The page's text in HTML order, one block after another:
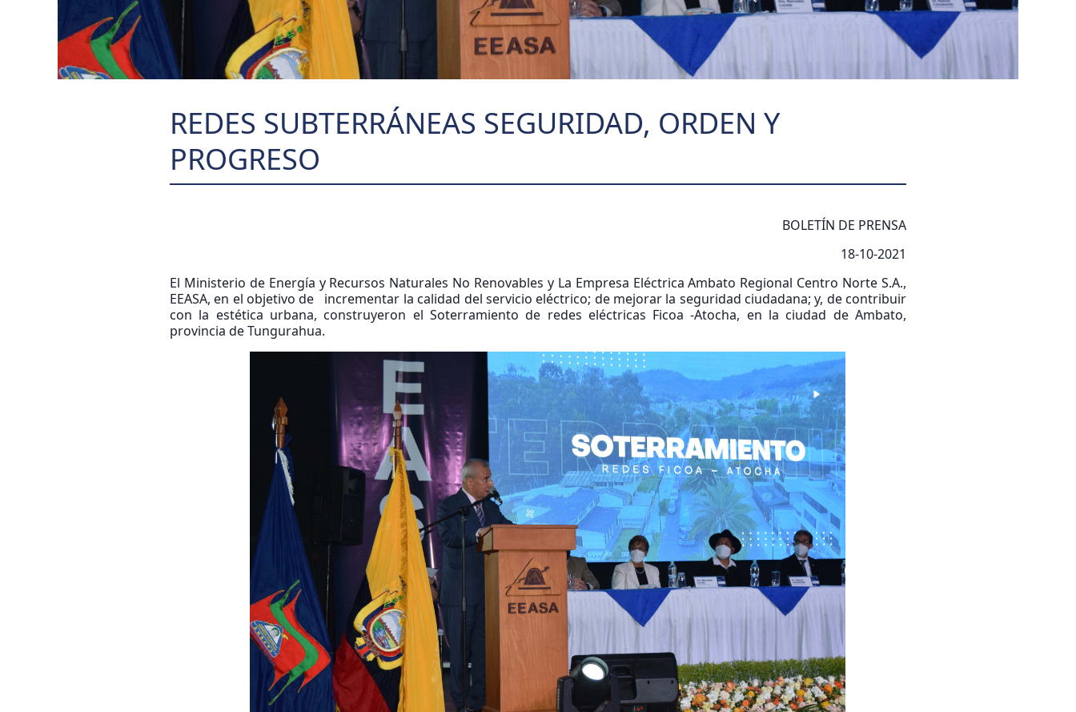
REDES SUBTERRÁNEAS SEGURIDAD, ORDEN Y
PROGRESO
BOLETÍN DE PRENSA
18-10-2021
El Ministerio de Energía y Recursos Naturales No Renovables y La Empresa Eléctrica Ambato Regional Centro Norte S.A.,
EEASA, en el objetivo de incrementar la calidad del servicio eléctrico; de mejorar la seguridad ciudadana; y, de contribuir
con la estética urbana, construyeron el Soterramiento de redes eléctricas Ficoa -Atocha, en la ciudad de Ambato,
provincia de Tungurahua.